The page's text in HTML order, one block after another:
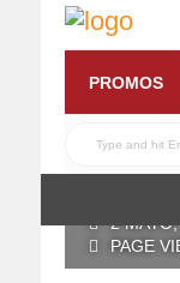
PROMOS
2
PAGE